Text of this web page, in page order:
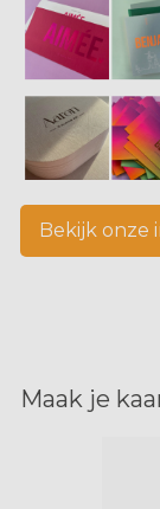
Bekijk onze
Maak je